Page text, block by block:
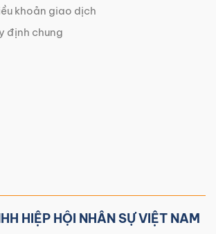
khoản giao dịch
định chung
HIỆP HỘI NHÂN SỰ VIỆT NAM